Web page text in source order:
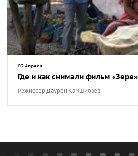
02 Апреля
Где и как снимали фильм «Зере»
Режиссер Даурен Камшибаев